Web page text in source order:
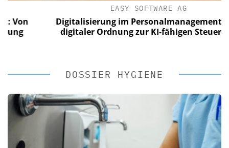
EASY SOFTWARE AG
Digitalisierung im Personalmanagement: Von
digitaler Ordnung zur KI-fähigen Steuerung
DOSSIER HYGIENE